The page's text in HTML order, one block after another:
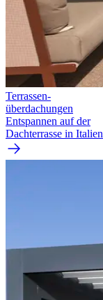
Terrassen­
überdachungen
Entspannen auf der
Dachterrasse in Italien